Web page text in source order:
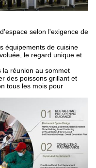
selon l'exigence de
équipements de cuisine
le regard unique et
la réunion au sommet
des poissons grillant et
tous les mois pour